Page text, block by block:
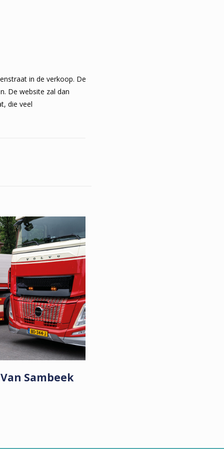
in de verkoop. De
De website zal dan
die veel
Sambeek